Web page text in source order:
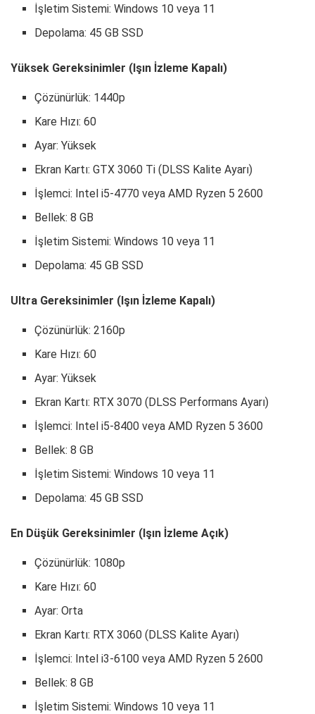
İşletim Sistemi: Windows 10 veya 11
Depolama: 45 GB SSD
Yüksek Gereksinimler (Işın İzleme Kapalı)
Çözünürlük: 1440p
Kare Hızı: 60
Ayar: Yüksek
Ekran Kartı: GTX 3060 Ti (DLSS Kalite Ayarı)
İşlemci: Intel i5-4770 veya AMD Ryzen 5 2600
Bellek: 8 GB
İşletim Sistemi: Windows 10 veya 11
Depolama: 45 GB SSD
Ultra Gereksinimler (Işın İzleme Kapalı)
Çözünürlük: 2160p
Kare Hızı: 60
Ayar: Yüksek
Ekran Kartı: RTX 3070 (DLSS Performans Ayarı)
İşlemci: Intel i5-8400 veya AMD Ryzen 5 3600
Bellek: 8 GB
İşletim Sistemi: Windows 10 veya 11
Depolama: 45 GB SSD
En Düşük Gereksinimler (Işın İzleme Açık)
Çözünürlük: 1080p
Kare Hızı: 60
Ayar: Orta
Ekran Kartı: RTX 3060 (DLSS Kalite Ayarı)
İşlemci: Intel i3-6100 veya AMD Ryzen 5 2600
Bellek: 8 GB
İşletim Sistemi: Windows 10 veya 11